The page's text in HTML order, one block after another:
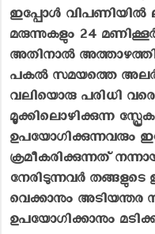
ഇപ്പോൾ വിപണിയിൽ
മരുന്നുകളും 24
അതിനാൽ
പകൽ സമയത്തെ
വലിയൊരു പരിധി
മൂക്കിലൊഴിക്കുന്ന
ഉപയോഗിക്കുന്നവരും
ക്രമീകരിക്കുന്നത്
നേരിടുന്നവർ
വെക്കാനും
ഉപയോഗിക്കാനും